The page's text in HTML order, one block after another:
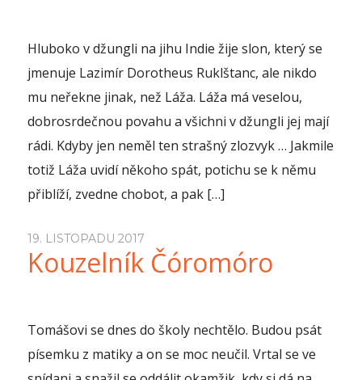
Hluboko v džungli na jihu Indie žije slon, který se
jmenuje Lazimír Dorotheus Ruklštanc, ale nikdo
mu neřekne jinak, než Láža. Láža má veselou,
dobrosrdečnou povahu a všichni v džungli jej mají
rádi. Kdyby jen neměl ten strašný zlozvyk … Jakmile
totiž Láža uvidí někoho spát, potichu se k němu
přiblíží, zvedne chobot, a pak […]
19. LISTOPADU 2017
Kouzelník Čóromóro
Tomášovi se dnes do školy nechtělo. Budou psát
písemku z matiky a on se moc neučil. Vrtal se ve